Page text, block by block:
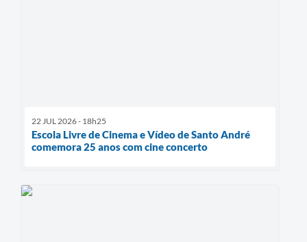
22 JUL 2026 - 18h25
Escola Livre de Cinema e Vídeo de Santo André
comemora 25 anos com cine concerto